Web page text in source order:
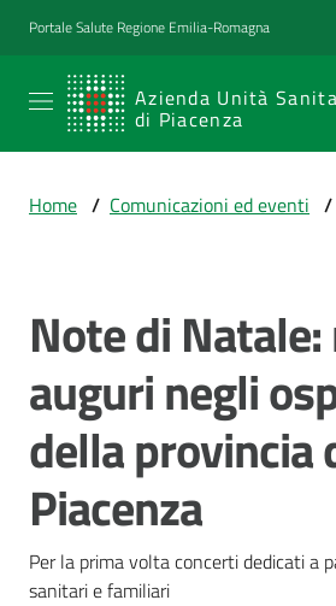
Vai al contenuto
Vai alla navigazione
Vai al footer
Portale Salute Regione Emilia-Romagna
Azienda Unità
di Piacenza
SERVIZIO
SANITARIO
Emilia-
Sanitaria Locale
di Piacenza
Prestazioni
e
percorsi
di
cura
Home / Comunicazioni ed eventi /
Salta al contenuto
Note di
auguri negli
della provincia
Piacenza
Per la prima volta concerti dedicati a
sanitari e familiari